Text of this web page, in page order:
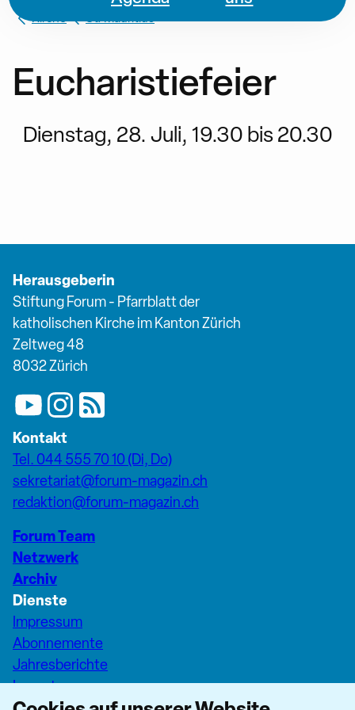
Kirche St. Mauritius
Eucharistiefeier
Dienstag, 28. Juli, 19.30 bis 20.30
Herausgeberin
Stiftung Forum - Pfarrblatt der
katholischen Kirche im Kanton Zürich
Zeltweg 48
8032 Zürich
Kontakt
Tel. 044 555 70 10 (Di, Do)
sekretariat@forum-magazin.ch
redaktion@forum-magazin.ch
Forum Team
Netzwerk
Archiv
Dienste
Impressum
Abonnemente
Jahresberichte
Inserate